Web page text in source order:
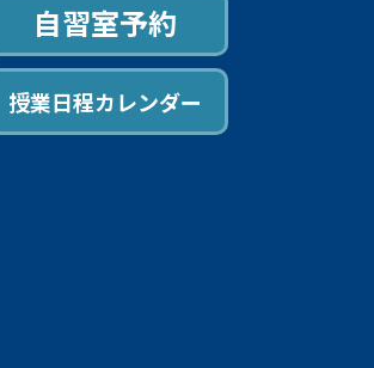
自習室予約
授業日程カレンダー